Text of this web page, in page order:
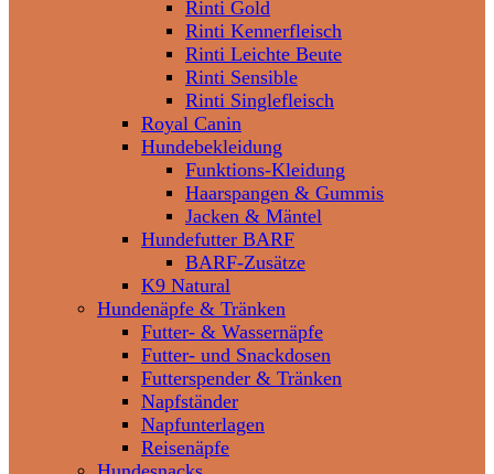
Rinti Gold
Rinti Kennerfleisch
Rinti Leichte Beute
Rinti Sensible
Rinti Singlefleisch
Royal Canin
Hundebekleidung
Funktions-Kleidung
Haarspangen & Gummis
Jacken & Mäntel
Hundefutter BARF
BARF-Zusätze
K9 Natural
Hundenäpfe & Tränken
Futter- & Wassernäpfe
Futter- und Snackdosen
Futterspender & Tränken
Napfständer
Napfunterlagen
Reisenäpfe